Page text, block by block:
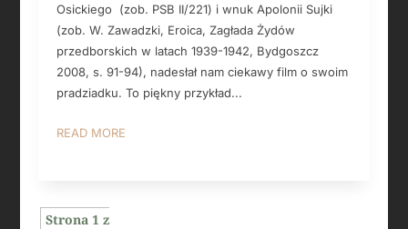
Osickiego (zob. PSB II/221) i wnuk Apolonii Sujki
(zob. W. Zawadzki, Eroica, Zagłada Żydów
przedborskich w latach 1939-1942, Bydgoszcz
2008, s. 91-94), nadesłał nam ciekawy film o swoim
pradziadku. To piękny przykład...
READ MORE
Strona 1 z